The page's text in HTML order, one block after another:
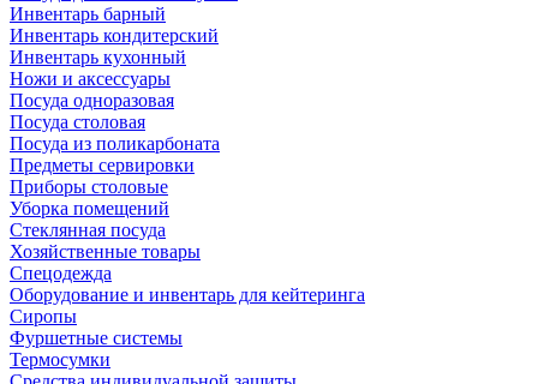
Инвентарь барный
Инвентарь кондитерский
Инвентарь кухонный
Ножи и аксессуары
Посуда одноразовая
Посуда столовая
Посуда из поликарбоната
Предметы сервировки
Приборы столовые
Уборка помещений
Стеклянная посуда
Хозяйственные товары
Спецодежда
Оборудование и инвентарь для кейтеринга
Сиропы
Фуршетные системы
Термосумки